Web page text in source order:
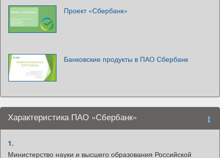
Проект «Сбербанк»
Банковские продукты в ПАО Сбербанк
Характеристика ПАО «Сбербанк»
1.
Министерство науки и высшего образования Российской